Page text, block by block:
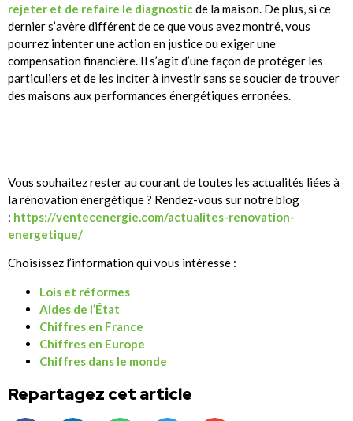
rejeter et de refaire le diagnosticde la maison. De plus, si ce
dernier s’avère différent de ce que vous avez montré, vous
pourrez intenter une action en justice ou exiger une
compensation financière. Il s’agit d’une façon de protéger les
particuliers et de les inciter à investir sans se soucier de trouver
des maisons aux performances énergétiques erronées.
Vous souhaitez rester au courant de toutes les actualités liées à
la rénovation énergétique ? Rendez-vous sur notre blog
: https://ventecenergie.com/actualites-renovation-
energetique/
Choisissez l’information qui vous intéresse :
Lois et réformes
Aides de l’État
Chiffres en France
Chiffres en Europe
Chiffres dans le monde
Repartagez cet article